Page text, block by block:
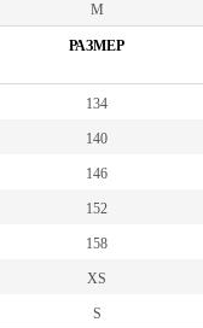
M
РАЗМЕР
134
140
146
152
158
XS
S